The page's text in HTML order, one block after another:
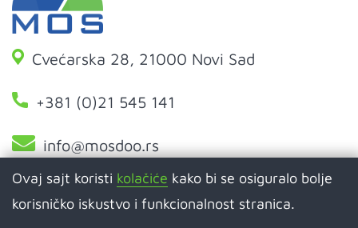
Ovaj sajt koristi kolačiće kako bi se osiguralo bolje
korisničko iskustvo i funkcionalnost stranica.
Cvećarska 28, 21000 Novi Sad
+381 (0)21 545 141
info@mosdoo.rs